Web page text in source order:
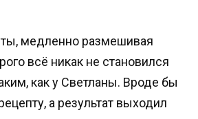
медленно размешивая
всё никак не становился
как у Светланы. Вроде бы
а результат выходил